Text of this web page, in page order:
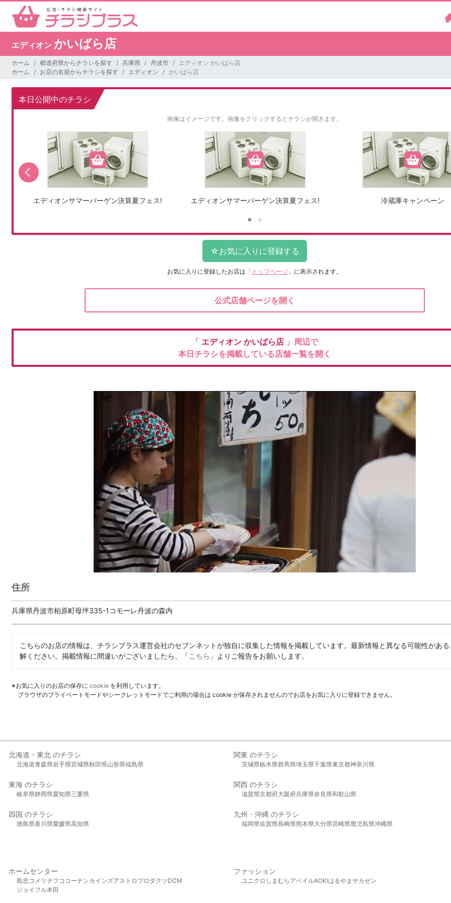
エディオン かいばら店
ホーム 都道府県からチラシを探す 兵庫県 丹波市
エディオン かいばら店
ホーム
お店の名前からチラシを探す エディオン かいばら店
本日公開中のチラシ
画像はイメージです。 画像をクリックするとチラシが開きます。
エディオンサマーバーゲン決算夏フェス! エディオンサマーバーゲン決算夏フェス! 冷蔵庫キャンペーン
お気に入りに登録したお店は 「 トップページ 」に表示されます。
公式店舗ページを開く
「 エディオン かいばら店 」周辺で
本日チラシを掲載している店舗一覧を開く
住所
兵庫県丹波市柏原町母坪335-1コモーレ丹波の森内
こちらのお店の情報は、チラシプラス運営会社のセブンネットが独自に収集した情報を掲載しています。最新情報と異なる可能性があ
解ください。掲載情報に間違いがございましたら、「こちら 」よりご報告をお願いします。
※お気に入りのお店の保存に cookie を利用しています。
ブラウザのプライベートモードやシークレットモードでご利用の場合は cookie が保存されませんのでお店をお気に入りに登録できません。
北海道・東北 のチラシ
北海道青森県岩手県宮城県秋田県山形県福島県
関東 のチラシ
茨城県栃木県群馬県埼玉県千葉県東京都神奈川県
東海 のチラシ
岐阜県静岡県愛知県三重県
関西 のチラシ
滋賀県京都府大阪府兵庫県奈良県和歌山県
四国 のチラシ
徳島県香川県愛媛県高知県
九州・沖縄 のチラシ
福岡県佐賀県長崎県熊本県大分県宮崎県鹿児島県沖縄県
ホームセンター
島忠 コメリ ナフコ コーナンカインズアストロプロダクツDCM
ジョイフル本田
ファッション
ユニクロ しまむら アベイルAOKIはるやま サカゼン